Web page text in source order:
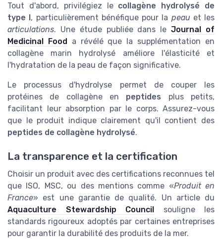
Tout d'abord, privilégiez le collagène hydrolysé de
type I, particulièrement bénéfique pour la peau et les
articulations. Une étude publiée dans leJournal of
Medicinal Food a révélé que la supplémentation en
collagène marin hydrolysé améliore l'élasticité et
l'hydratation de la peau de façon significative.
Le processus d'hydrolyse permet de couper les
protéines de collagène en peptides plus petits,
facilitant leur absorption par le corps. Assurez-vous
que le produit indique clairement qu'il contient des
peptides de collagène hydrolysé.
La transparence et la certification
Choisir un produit avec des certifications reconnues tel
que ISO, MSC, ou des mentions comme «Produit en
France» est une garantie de qualité. Un article du
Aquaculture Stewardship Council souligne les
standards rigoureux adoptés par certaines entreprises
pour garantir la durabilité des produits de la mer.